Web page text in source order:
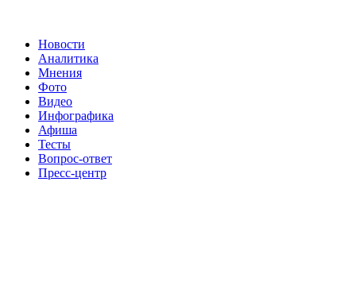
Новости
Аналитика
Мнения
Фото
Видео
Инфографика
Афиша
Тесты
Вопрос-ответ
Пресс-центр